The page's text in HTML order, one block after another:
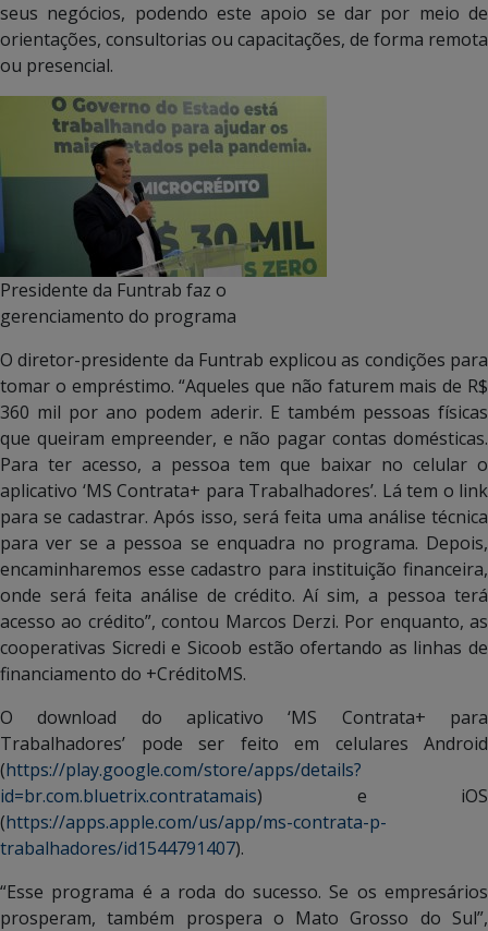
seus negócios, podendo este apoio se dar por meio de
orientações, consultorias ou capacitações, de forma remota
ou presencial.
Presidente da Funtrab faz o
gerenciamento do programa
O diretor-presidente da Funtrab explicou as condições para
tomar o empréstimo. “Aqueles que não faturem mais de R$
360 mil por ano podem aderir. E também pessoas físicas
que queiram empreender, e não pagar contas domésticas.
Para ter acesso, a pessoa tem que baixar no celular o
aplicativo ‘MS Contrata+ para Trabalhadores’. Lá tem o link
para se cadastrar. Após isso, será feita uma análise técnica
para ver se a pessoa se enquadra no programa. Depois,
encaminharemos esse cadastro para instituição financeira,
onde será feita análise de crédito. Aí sim, a pessoa terá
acesso ao crédito”, contou Marcos Derzi. Por enquanto, as
cooperativas Sicredi e Sicoob estão ofertando as linhas de
financiamento do +CréditoMS.
O download do aplicativo ‘MS Contrata+ para
Trabalhadores’ pode ser feito em celulares Android
(https://play.google.com/store/apps/details?
id=br.com.bluetrix.contratamais) e iOS
(https://apps.apple.com/us/app/ms-contrata-p-
trabalhadores/id1544791407).
“Esse programa é a roda do sucesso. Se os empresários
prosperam, também prospera o Mato Grosso do Sul”,